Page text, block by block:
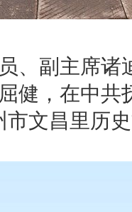
、副主席
健，在中共
市文昌里历